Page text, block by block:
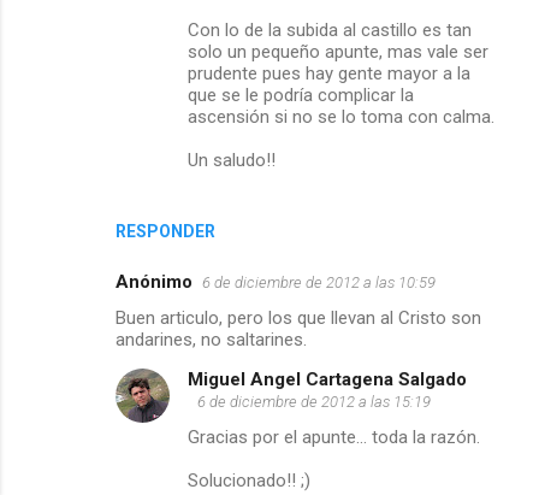
RESPONDER
Con lo de la subida al castillo es tan
solo un pequeño apunte, mas vale ser
prudente pues hay gente mayor a la
que se le podría complicar la
ascensión si no se lo toma con calma.
Un saludo!!
Anónimo 6 de diciembre de 2012 a las 10:59
Buen articulo, pero los que llevan al Cristo son
andarines, no saltarines.
Miguel Angel Cartagena Salgado
6 de diciembre de 2012 a las 15:19
Gracias por el apunte... toda la razón.
Solucionado!! ;)